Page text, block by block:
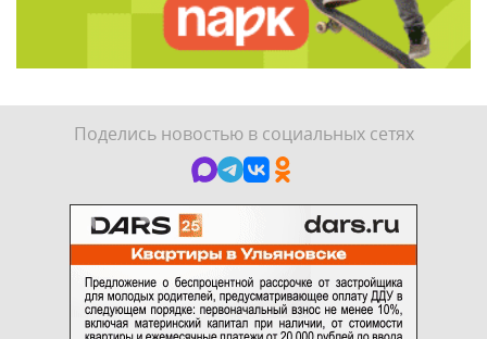
Поделись новостью в социальных сетях